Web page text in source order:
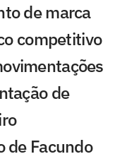
de marca
competitivo
de
de Facundo